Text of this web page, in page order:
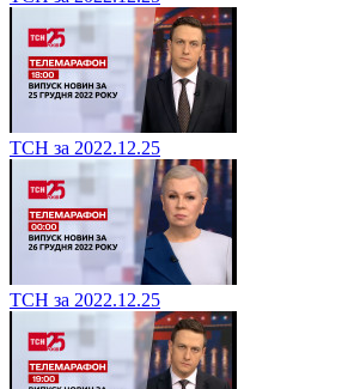
ТСН за 2022.12.25
ТСН за 2022.12.25